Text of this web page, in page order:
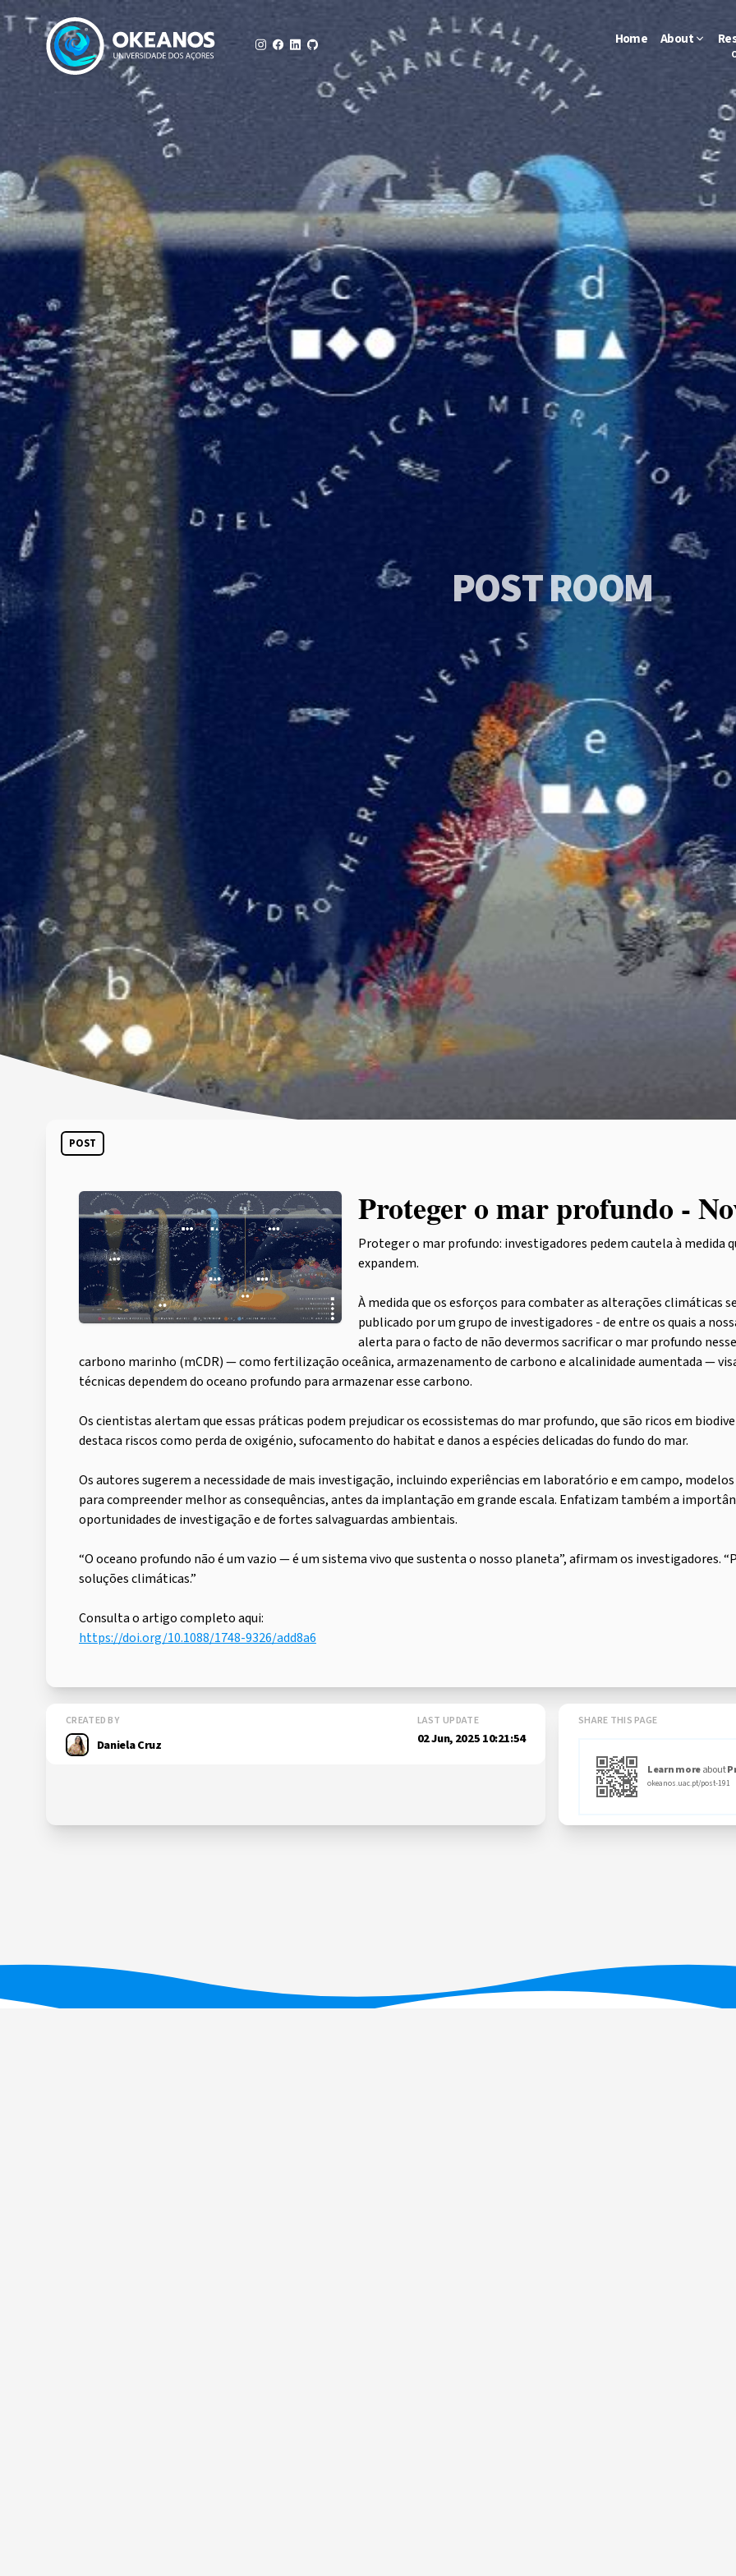
Home About
POSTROOM
POST
Proteger o mar profundo -
Proteger o mar profundo: investigadores pedem cautela à medida
expandem.
À medida que os esforços para combater as alterações climáticas
publicado por um grupo de investigadores - de entre os quais a
alerta para o facto de não devermos sacrificar o mar profundo
carbono marinho (mCDR) — como fertilização oceânica, armazenamento de carbono e alcalinidade aumentada —
técnicas dependem do oceano profundo para armazenar esse carbono.
Os cientistas alertam que essas práticas podem prejudicar os ecossistemas do mar profundo, que são ricos em
destaca riscos como perda de oxigénio, sufocamento do habitat e danos a espécies delicadas do fundo do mar.
Os autores sugerem a necessidade de mais investigação, incluindo experiências em laboratório e em campo,
para compreender melhor as consequências, antes da implantação em grande escala. Enfatizam também a
oportunidades de investigação e de fortes salvaguardas ambientais.
“O oceano profundo não é um vazio — é um sistema vivo que sustenta o nosso planeta”, afirmam os
soluções climáticas.”
Consulta o artigo completo aqui:
https://doi.org/10.1088/1748-9326/add8a6
CREATED BY
Daniela Cruz
LAST UPDATE
02 Jun, 2025 10:21:54
SHARE THIS PAGE
Learn moreabout
okeanos.uac.pt/post-191